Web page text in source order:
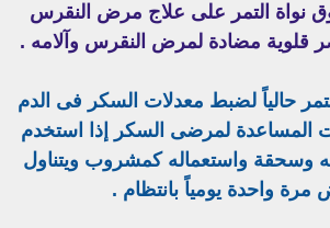
نواة التمر على علاج مرض النقرس
قلوية مضادة لمرض النقرس وآلامه .
حالياً لضبط معدلات السكر فى الدم
المساعدة لمرضى السكر إذا استخدم
وسحقة واستعماله كمشروب ويتناول
مرة واحدة يومياً بانتظام .